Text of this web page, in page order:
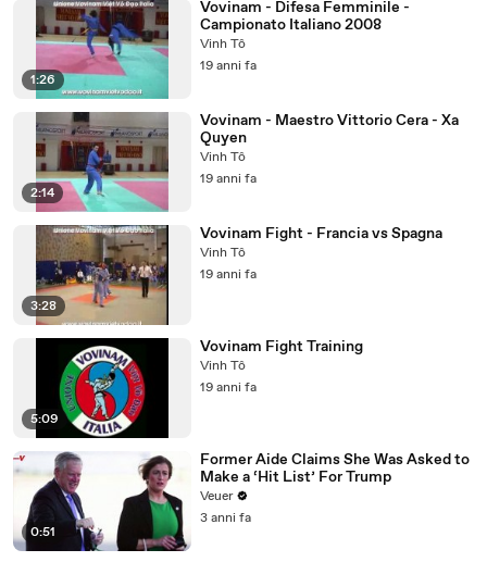
1:26
Vovinam - Difesa Femminile -
Campionato Italiano 2008
Vinh Tô
19 anni fa
2:14
Vovinam - Maestro Vittorio Cera - Xa
Quyen
Vinh Tô
19 anni fa
3:28
Vovinam Fight - Francia vs Spagna
Vinh Tô
19 anni fa
5:09
Vovinam Fight Training
Vinh Tô
19 anni fa
0:51
Former Aide Claims She Was Asked to
Make a ‘Hit List’ For Trump
Veuer
3 anni fa